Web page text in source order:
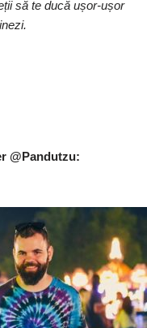
să te ducă ușor-ușor
@Pandutzu: